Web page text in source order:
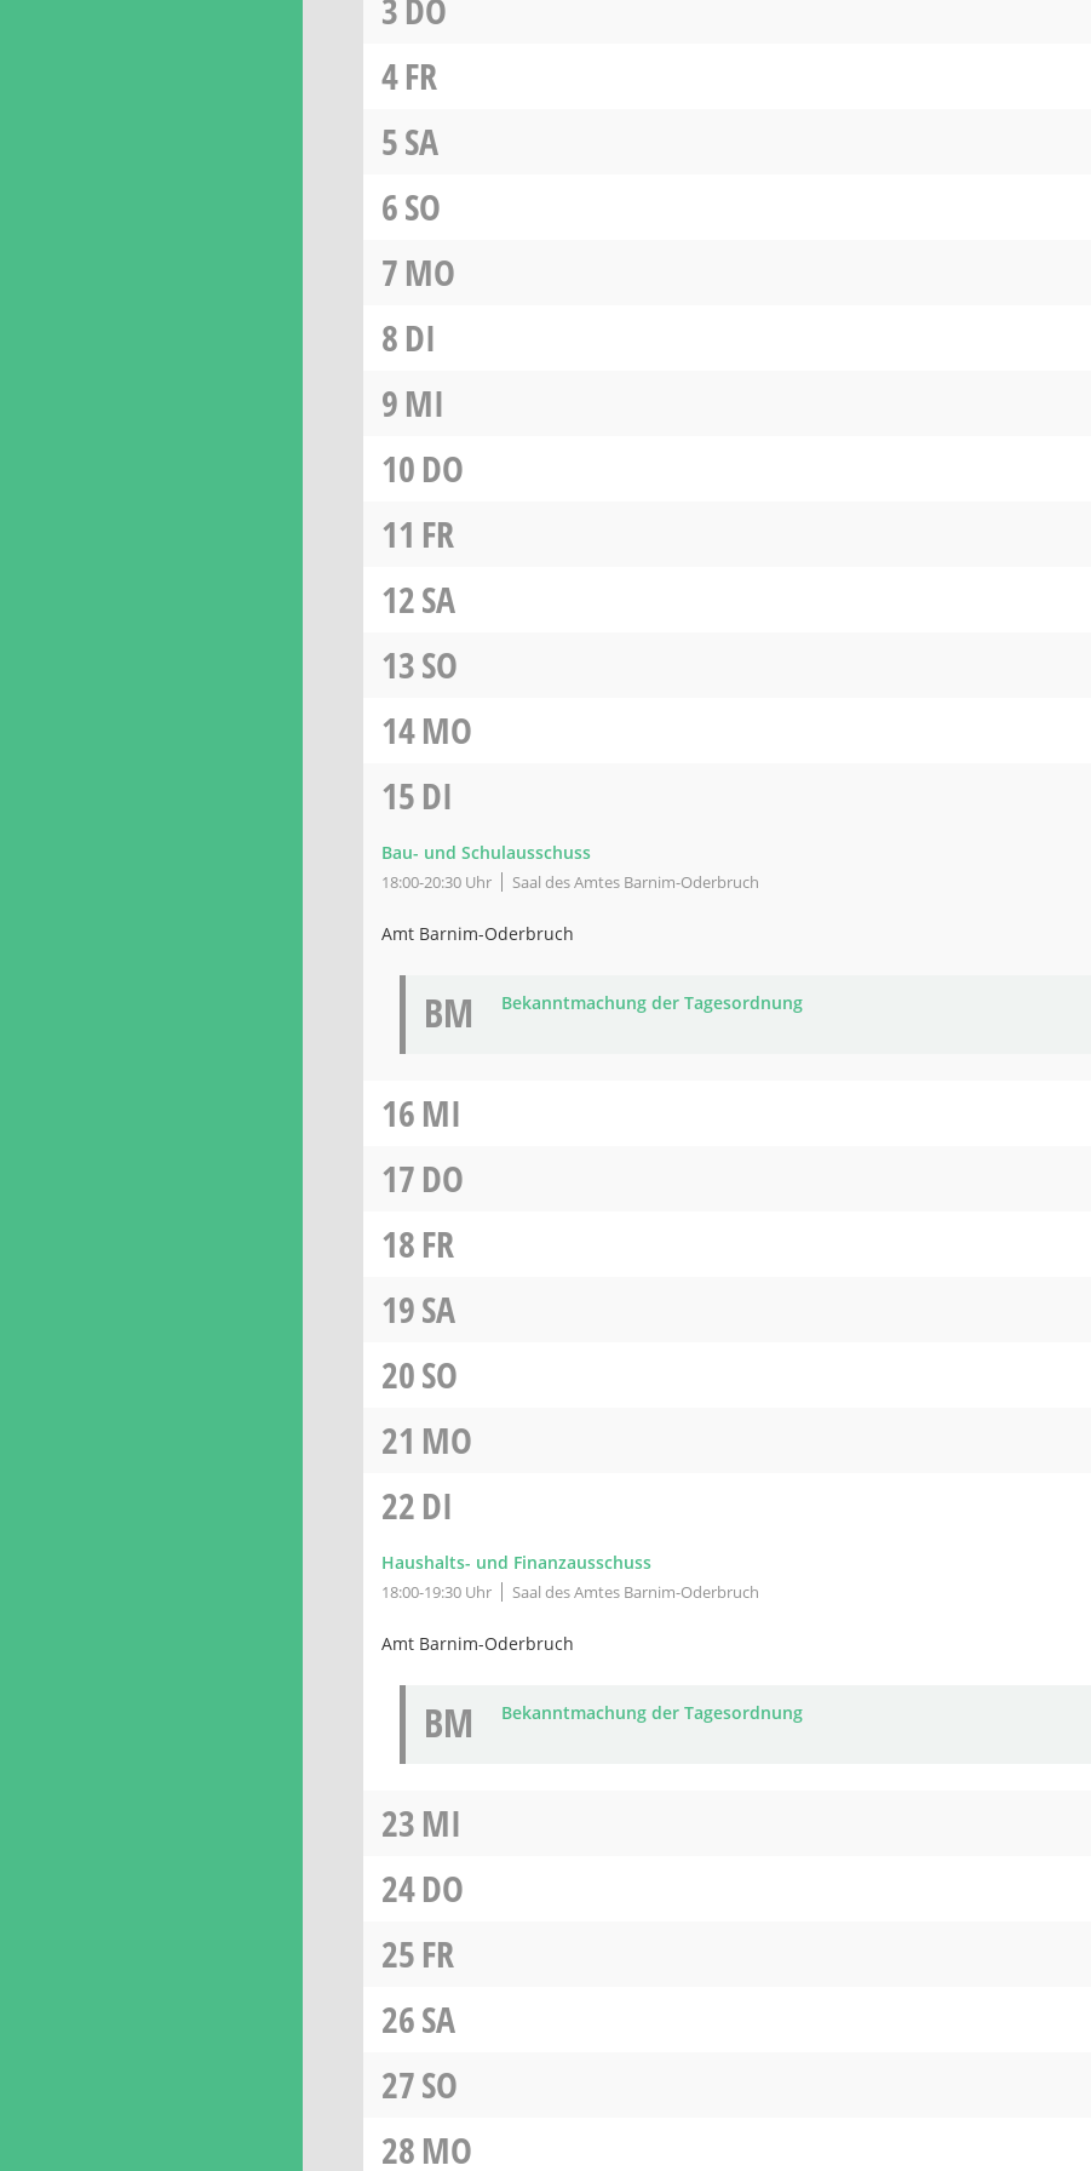
3DO
4FR
5SA
6SO
7MO
8DI
9MI
10DO
11 FR
12SA
13SO
14MO
15DI
Bau- und Schulausschuss
18:00-20:30 Uhr Saal des Amtes Barnim-Oderbruch
Amt Barnim-Oderbruch
BM Bekanntmachung der Tagesordnung
16MI
17DO
18FR
19SA
20SO
21 MO
22DI
Haushalts- und Finanzausschuss
18:00-19:30 Uhr Saal des Amtes Barnim-Oderbruch
Amt Barnim-Oderbruch
BM Bekanntmachung der Tagesordnung
23MI
24DO
25FR
26SA
27SO
28MO